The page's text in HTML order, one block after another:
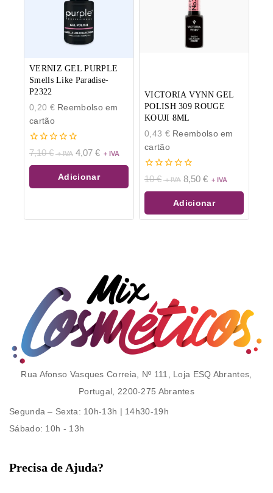
VERNIZ GEL PURPLE
Smells Like Paradise-
P2322
0,20 €Reembolso em
cartão
0
de
5
7,10€ 4,07 €
Adicionar
VICTORIA VYNN GEL
POLISH 309 ROUGE
KOUJI 8ML
0,43 €Reembolso em
cartão
0
de
5
10€ 8,50 €
Adicionar
Rua Afonso Vasques Correia, Nº 111, Loja ESQ Abrantes,
Portugal, 2200-275 Abrantes
Segunda – Sexta: 10h-13h | 14h30-19h
Sábado: 10h - 13h
Precisa de Ajuda?